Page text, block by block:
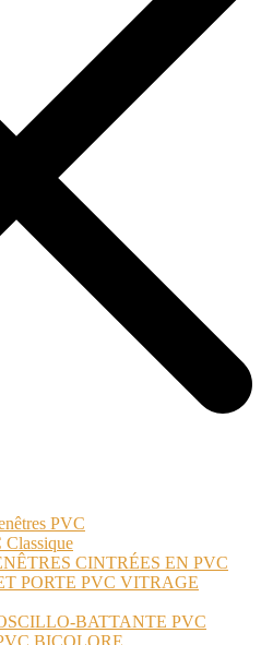
PVC
Classique
CINTRÉES EN PVC
PORTE PVC VITRAGE
BATTANTE PVC
BICOLORE